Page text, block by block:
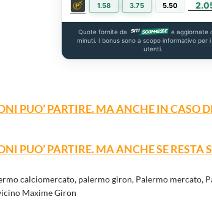
1.58 3.75 5.50
Quote fornite da
e aggiornate
minuti. I bonus sono a scopo informativo per
utenti.
PUO’ PARTIRE. MA ANCHE IN CASO
PUO’ PARTIRE. MA ANCHE SE RESTA
calciomercato, palermo giron, Palermo mercato,
Maxime Giron